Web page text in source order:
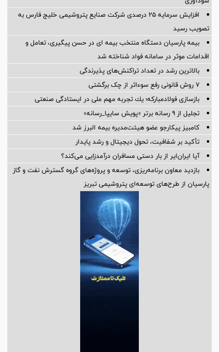
افزایش سرمایه ۲۵ درصدی شرکت صنایع پتروشیمی خلیج فارس به
تصویب رسید
بیمه پارسیان دستگاه منتخب بیمه ای در حسن پیگیری، تعامل و
اقدامات موثر در سامانه فواد شناخته شد
بالاترین رشد در تعداد تراکنش‌های پذیرندگی
۷ روش قانونی رفع سوء‌اثر از چک برگشتی
بازسازی فولادمباركه؛ یك تجربه مهم ملی در ایستادگی صنعتی
تجلیل از ۹ رسانه برتر «پویش سایپا_رسانه»
کامبیز پیکارجو عضو هیئت‌مدیره بيمه البرز شد
تأکید بر شفافیت، تحول دیجیتال و رشد پایدار
آیا ایران‌ایر از بار دستی مسافران درآمدزایی می‌کند؟
بازدید معاون برنامه‌ریزی، توسعه و پروژه‌های گروه گسترش نفت و گاز
پارسیان از طرح‌های توسعه‌ای پتروشیمی تبریز